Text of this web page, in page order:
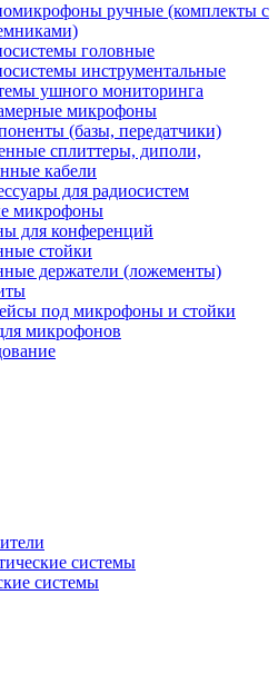
ручные (комплекты с
головные
инструментальные
ушного мониторинга
микрофоны
(базы, передатчики)
сплиттеры, диполи,
кабели
для радиосистем
микрофоны
для конференций
стойки
держатели (ложементы)
под микрофоны и стойки
микрофонов
системы
системы